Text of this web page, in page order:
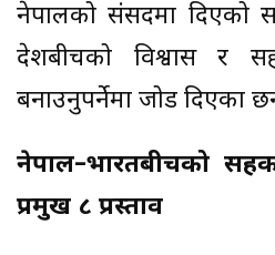
नेपालको संसदमा दिएको
देशबीचको विश्वास र
बनाउनुपर्नेमा जोड दिएका
नेपाल–भारतबीचको
प्रमुख ८ प्रस्ताव